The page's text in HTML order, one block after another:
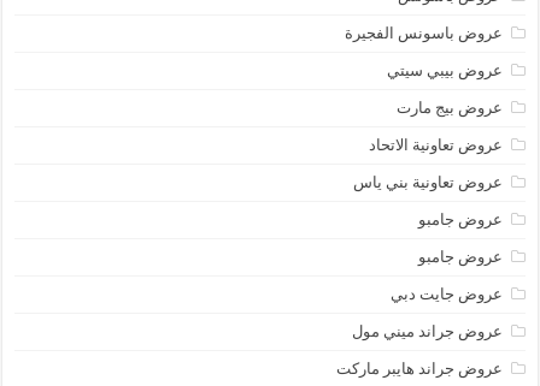
عروض باسونس الفجيرة
عروض بيبي سيتي
عروض بيج مارت
عروض تعاونية الاتحاد
عروض تعاونية بني ياس
عروض جامبو
عروض جامبو
عروض جايت دبي
عروض جراند ميني مول
عروض جراند هايبر ماركت